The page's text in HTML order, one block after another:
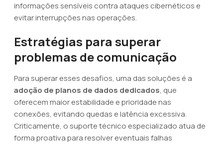
informações sensíveis contra ataques cibernéticos e
evitar interrupções nas operações.
Estratégias para superar
problemas de comunicação
Para superar esses desafios, uma das soluções é a
adoção de planos de dados dedicados, que
oferecem maior estabilidade e prioridade nas
conexões, evitando quedas e latência excessiva.
Criticamente, o suporte técnico especializado atua de
forma proativa para resolver eventuais falhas